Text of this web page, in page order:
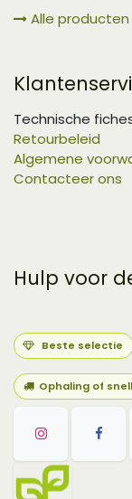
Alle producten
Technische
Retourbeleid
Algemene
Contacteer ons
Hulp voor
Beste selectie
Ophaling of